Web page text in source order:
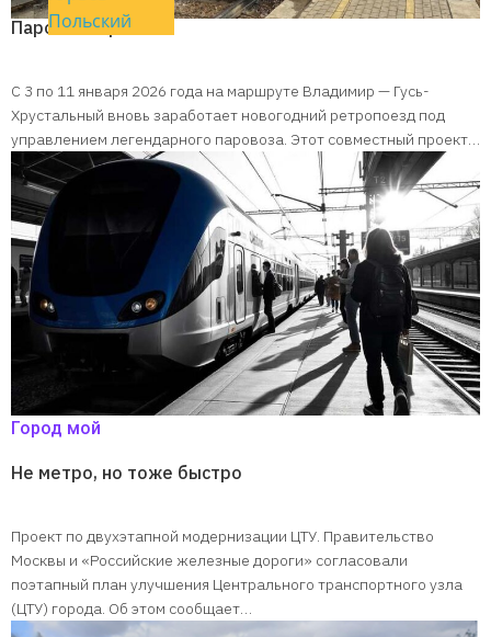
Польский
Паровоз серии Л
С 3 по 11 января 2026 года на маршруте Владимир — Гусь-
Хрустальный вновь заработает новогодний ретропоезд под
управлением легендарного паровоза. Этот совместный проект…
Город мой
Не метро, но тоже быстро
Проект по двухэтапной модернизации ЦТУ. Правительство
Москвы и «Российские железные дороги» согласовали
поэтапный план улучшения Центрального транспортного узла
(ЦТУ) города. Об этом сообщает…